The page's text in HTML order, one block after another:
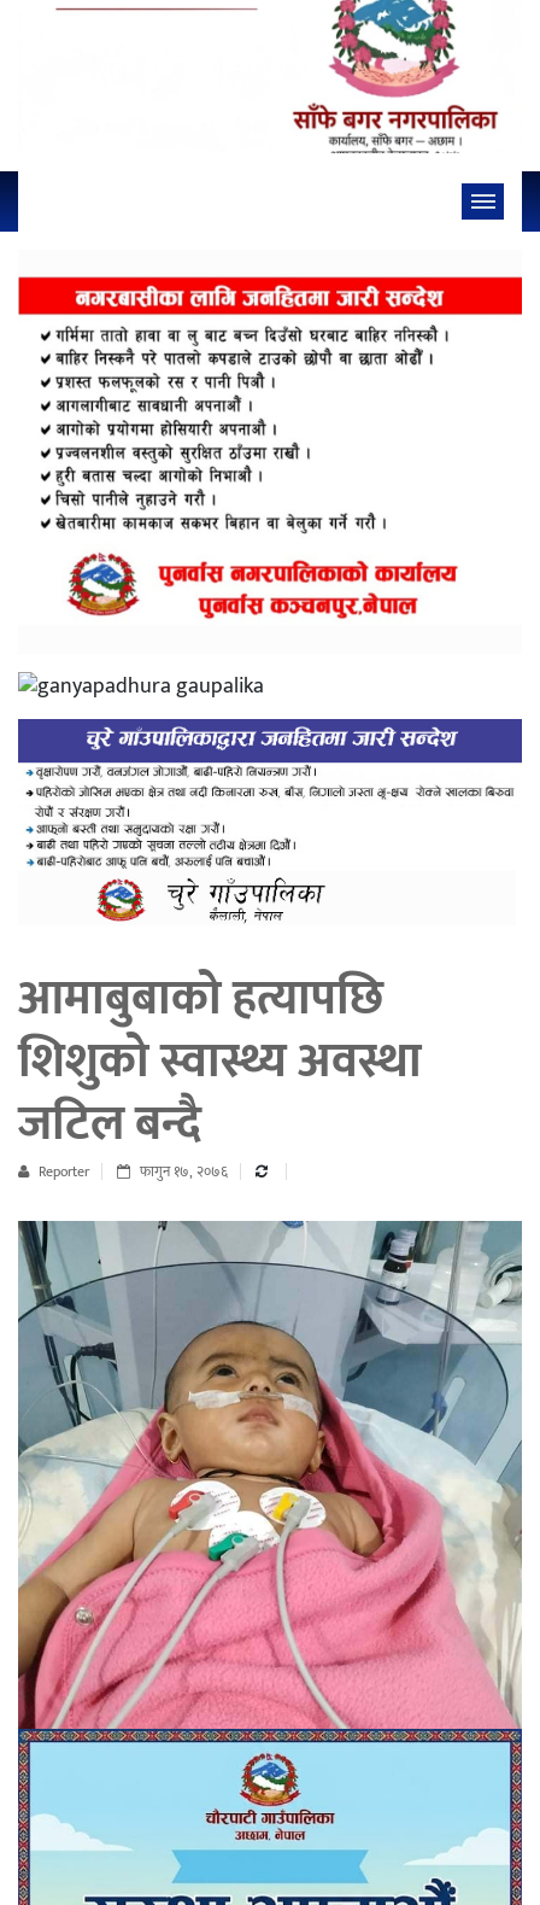
आमाबुबाको हत्यापछि
शिशुको स्वास्थ्य अवस्था
जटिल बन्दै
Reporter फागुन १७, २०७६